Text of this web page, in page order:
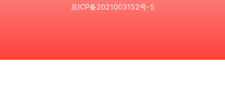
京ICP备2021003152号-5